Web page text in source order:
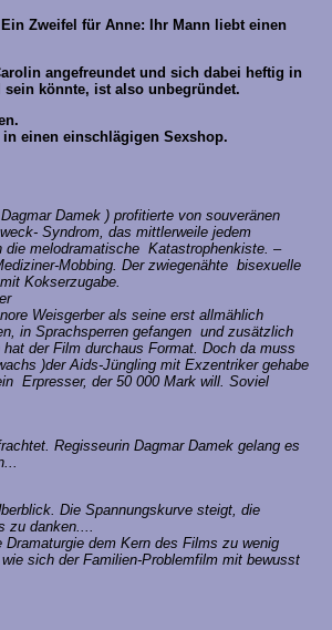
Zweifel für Anne: Ihr Mann liebt einen
angefreundet und sich dabei heftig in
könnte, ist also unbegründet.
einen einschlägigen Sexshop.
Damek ) profitierte von souveränen
Syndrom, das mittlerweile jedem
melodramatische Katastrophenkiste. –
Mobbing. Der zwiegenähte bisexuelle
Kokserzugabe.
Weisgerber als seine erst allmählich
in Sprachsperren gefangen und zusätzlich
der Film durchaus Format. Doch da muss
)der Aids-Jüngling mit Exzentriker gehabe
Erpresser, der 50 000 Mark will. Soviel
Regisseurin Dagmar Damek gelang es
Die Spannungskurve steigt, die
zu danken....
dem Kern des Films zu wenig
sich der Familien-Problemfilm mit bewusst